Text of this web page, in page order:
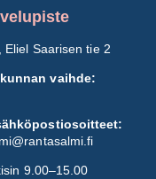
Eliel Saarisen tie 2
vaihde:
9.00–15.00